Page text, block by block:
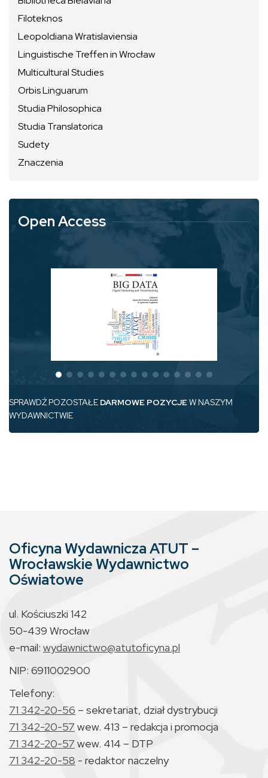
Filoteknos
Leopoldiana Wratislaviensia
Linguistische Treffen in Wrocław
Multicultural Studies
Orbis Linguarum
Studia Philosophica
Studia Translatorica
Sudety
Znaczenia
Open Access
SPRAWDŹ POZOSTAŁE DARMOWE POZYCJEW NASZYM
WYDAWNICTWIE
Oficyna Wydawnicza ATUT –
Wrocławskie Wydawnictwo
Oświatowe
ul. Kościuszki 142
50-439 Wrocław
e-mail: wydawnictwo@atutoficyna.pl
NIP: 6911002900
Telefony:
71 342-20-56 – sekretariat, dział dystrybucji
71 342-20-57 wew. 413 – redakcja i promocja
71 342-20-57 wew. 414 – DTP
71 342-20-58 - redaktor naczelny